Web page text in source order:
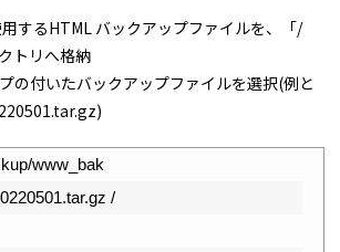
するHTML バックアップファイルを、「/
トリへ格納
の付いたバックアップファイルを選択(例と
www_bak
/